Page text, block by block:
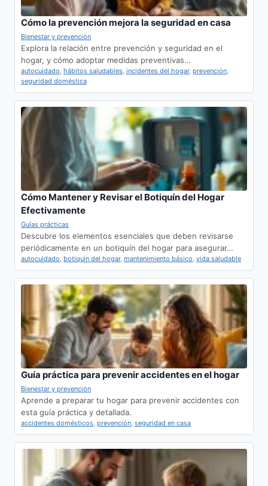
Cómo la prevención mejora la seguridad en casa
Bienestar y prevención
Explora la relación entre prevención y seguridad en el
hogar, y cómo adoptar medidas preventivas…
autocuidado, hábitos saludables, incidentes del hogar, prevención,
seguridad doméstica
Cómo Mantener y Revisar el Botiquín del Hogar
Efectivamente
Guías prácticas
Descubre los elementos esenciales que deben revisarse
periódicamente en un botiquín del hogar para asegurar…
autocuidado, botiquín del hogar, mantenimiento básico, vida saludable
Guía práctica para prevenir accidentes en el hogar
Bienestar y prevención
Aprende a preparar tu hogar para prevenir accidentes con
esta guía práctica y detallada.
accidentes domésticos, prevención, seguridad en casa